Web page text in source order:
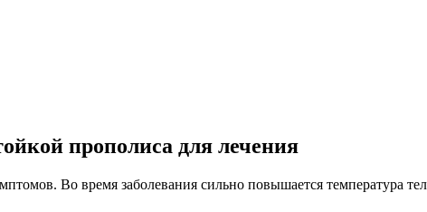
прополиса для лечения
Во время заболевания сильно повышается температура